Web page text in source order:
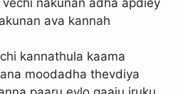
nakunan adha apdiey
ava kannah
kannathula kaama
moodadha thevdiya